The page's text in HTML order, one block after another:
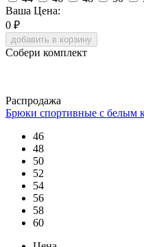
Ваша Цена:
0 ₽
добавить в корзину
Собери комплект
Распродажа
Брюки спортивные с белым
46
48
50
52
54
56
58
60